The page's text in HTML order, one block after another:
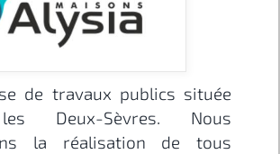
de travaux publics située
Deux-Sèvres. Nous
la réalisation de tous